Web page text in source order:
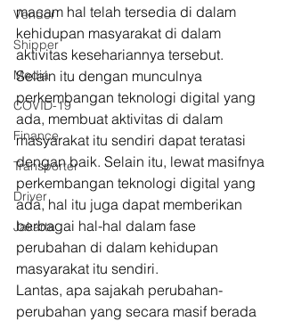
Vendor
Shipper
Media
COVID-19
Finance
Transporter
Driver
Jakarta
macam hal telah tersedia di dalam
kehidupan masyarakat di dalam
aktivitas kesehariannya tersebut.
Selain itu dengan munculnya
perkembangan teknologi digital yang
ada, membuat aktivitas di dalam
masyarakat itu sendiri dapat teratasi
dengan baik. Selain itu, lewat masifnya
perkembangan teknologi digital yang
ada, hal itu juga dapat memberikan
berbagai hal-hal dalam fase
perubahan di dalam kehidupan
masyarakat itu sendiri.
Lantas, apa sajakah perubahan-
perubahan yang secara masif berada